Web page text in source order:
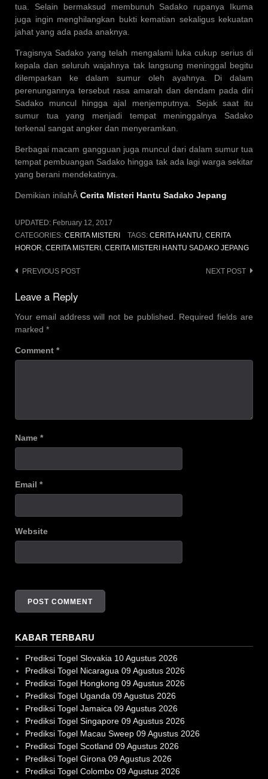
tua. Selain bermaksud membunuh Sadako rupanya Ikuma
juga ingin menghilangkan bukti kematian sekaligus kekuatan
jahat yang ada pada anaknya.
Tragisnya Sadako yang telah mengalami luka cukup serius di
kepala dan seluruh wajahnya tak langsung meninggal begitu
dilemparkan ke dalam sumur oleh ayahnya. Di dalam
perenungannya tersebut rasa amarah dan dendam pada diri
Sadako muncul hingga ajal menjemputnya. Sejak saat itu
sumur tua yang menjadi tempat meninggalnya Sadako
terkenal sangat angker dan menyeramkan.
Berbagai macam gangguan juga muncul dari dalam sumur tua
tempat pembuangan Sadako hingga tak ada lagi warga sekitar
yang berani mendekatinya.
Demikian inilahÂ Cerita Misteri Hantu Sadako Jepang
UPDATED: February 12, 2017
CATEGORIES: CERITA MISTERI TAGS: CERITA HANTU, CERITA
HOROR, CERITA MISTERI , CERITA MISTERI HANTU SADAKO JEPANG
Post
navigation
PREVIOUS POST NEXT POST
Leave a Reply
Your email address will not be published.
Required fields are
marked *
Comment *
Name *
Email *
Website
KABAR TERBARU
Prediksi Togel Slovakia 10 Agustus 2026
Prediksi Togel Nicaragua 09 Agustus 2026
Prediksi Togel Hongkong 09 Agustus 2026
Prediksi Togel Uganda 09 Agustus 2026
Prediksi Togel Jamaica 09 Agustus 2026
Prediksi Togel Singapore 09 Agustus 2026
Prediksi Togel Macau Sweep 09 Agustus 2026
Prediksi Togel Scotland 09 Agustus 2026
Prediksi Togel Girona 09 Agustus 2026
Prediksi Togel Colombo 09 Agustus 2026